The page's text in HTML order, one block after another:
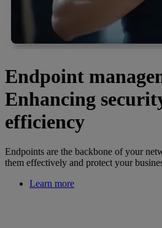
Endpoint
Enhancing
efficiency
Endpoints are the backbone of your
them effectively and protect your
Learn more